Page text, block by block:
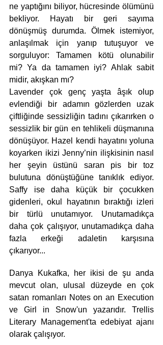
ne yaptığını biliyor, hücresinde ölümünü
bekliyor. Hayatı bir geri sayıma
dönüşmüş durumda. Ölmek istemiyor,
anlaşılmak için yanıp tutuşuyor ve
sorguluyor: Tamamen kötü olunabilir
mi? Ya da tamamen iyi? Ahlak sabit
midir, akışkan mı?
Lavender çok genç yaşta âşık olup
evlendiği bir adamın gözlerden uzak
çiftliğinde sessizliğin tadını çıkarırken o
sessizlik bir gün en tehlikeli düşmanına
dönüşüyor. Hazel kendi hayatını yoluna
koyarken ikizi Jenny’nin ilişkisinin nasıl
her şeyin üstünü saran pis bir toz
bulutuna dönüştüğüne tanıklık ediyor.
Saffy ise daha küçük bir çocukken
gidenleri, okul hayatının bıraktığı izleri
bir türlü unutamıyor. Unutamadıkça
daha çok çalışıyor, unutamadıkça daha
fazla erkeği adaletin karşısına
çıkarıyor...
Danya Kukafka, her ikisi de şu anda
mevcut olan, ulusal düzeyde en çok
satan romanları Notes on an Execution
ve Girl in Snow'un yazarıdır. Trellis
Literary Management'ta edebiyat ajanı
olarak çalışıyor.